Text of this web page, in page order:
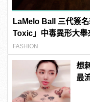
LaMelo Ball 三代簽
Toxic」中毒異形大舉
FASHION
想
最